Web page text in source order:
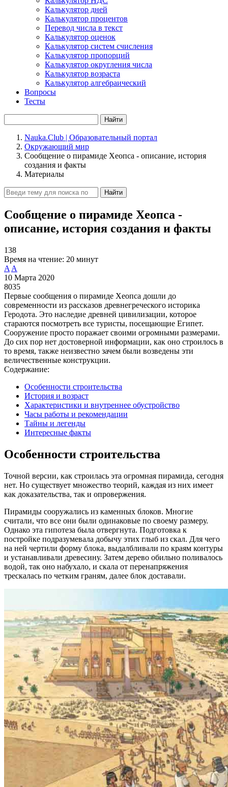
Калькулятор дней
Калькулятор процентов
Перевод числа в текст
Калькулятор оценок
Калькулятор систем счисления
Калькулятор пропорций
Калькулятор округления числа
Калькулятор возраста
Калькулятор алгебраический
Вопросы
Тесты
Найти
Nauka.Club | Образовательный портал
Окружающий мир
Сообщение о пирамиде Хеопса - описание, история
создания и факты
Материалы
Найти
Сообщение о пирамиде Хеопса -
описание, история создания и факты
138
Время на чтение: 20 минут
A A
10 Марта 2020
8035
Первые сообщения о пирамиде Хеопса дошли до
современности из рассказов древнегреческого историка
Геродота. Это наследие древней цивилизации, которое
стараются посмотреть все туристы, посещающие Египет.
Сооружение просто поражает своими огромными размерами.
До сих пор нет достоверной информации, как оно строилось в
то время, также неизвестно зачем были возведены эти
величественные конструкции.
Содержание:
Особенности строительства
История и возраст
Характеристики и внутреннее обустройство
Часы работы и рекомендации
Тайны и легенды
Интересные факты
Особенности строительства
Точной версии, как строилась эта огромная пирамида, сегодня
нет. Но существует множество теорий, каждая из них имеет
как доказательства, так и опровержения.
Пирамиды сооружались из каменных блоков. Многие
считали, что все они были одинаковые по своему размеру.
Однако эта гипотеза была отвергнута. Подготовка к
постройке подразумевала добычу этих глыб из скал. Для чего
на ней чертили форму блока, выдалбливали по краям контуры
и устанавливали древесину. Затем дерево обильно поливалось
водой, так оно набухало, и скала от перенапряжения
трескалась по четким граням, далее блок доставали.